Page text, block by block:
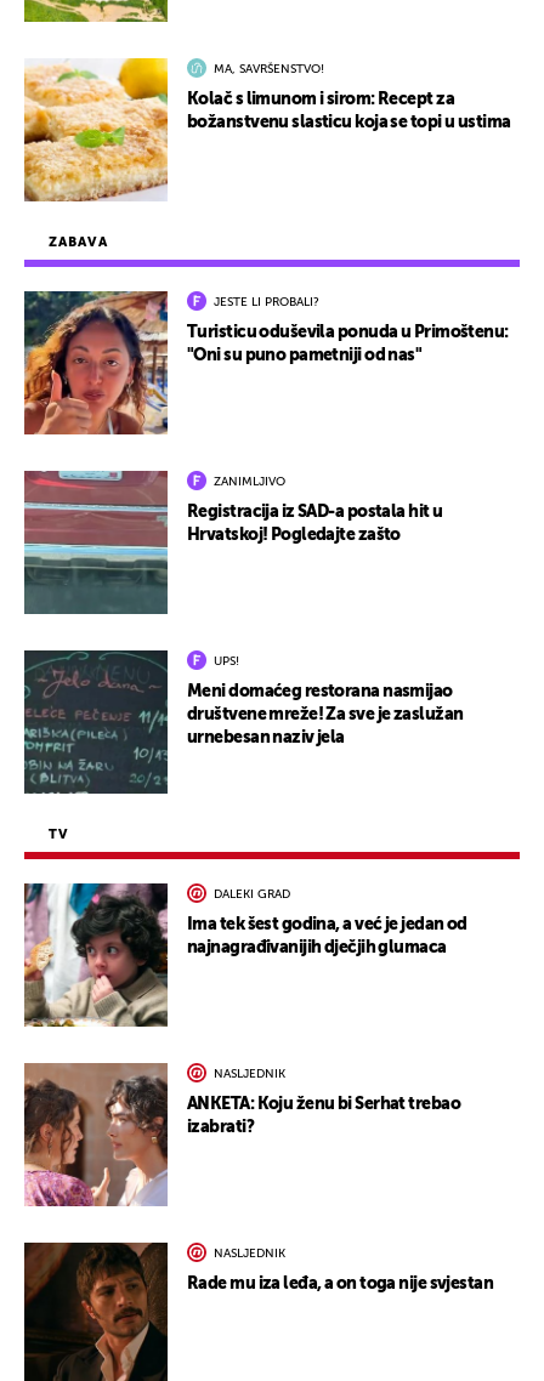
ZABAVA
JESTE LI PROBALI?
Turisticu oduševila ponuda u Primoštenu:
"Oni su puno pametniji od nas"
ZANIMLJIVO
Registracija iz SAD-a postala hit u
Hrvatskoj! Pogledajte zašto
UPS!
Meni domaćeg restorana nasmijao
društvene mreže! Za sve je zaslužan
urnebesan naziv jela
TV
DALEKI GRAD
Ima tek šest godina, a već je jedan od
najnagrađivanijih dječjih glumaca
NASLJEDNIK
ANKETA: Koju ženu bi Serhat trebao
izabrati?
NASLJEDNIK
Rade mu iza leđa, a on toga nije svjestan
MA, SAVRŠENSTVO!
Kolač s limunom i sirom: Recept za
božanstvenu slasticu koja se topi u ustima